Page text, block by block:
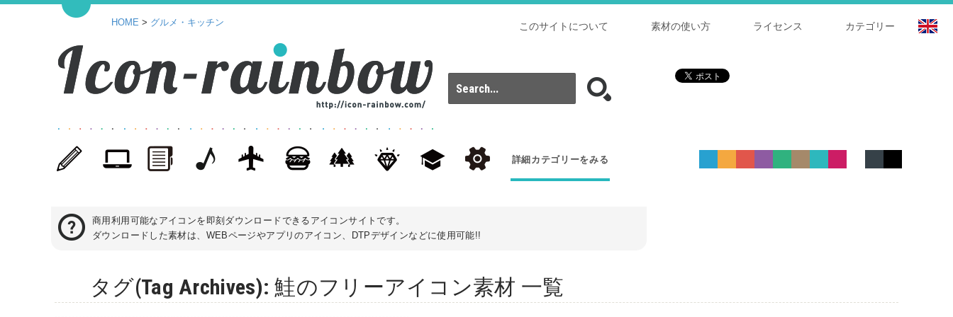
カテゴリー
ライセンス
素材の使い方
このサイトについて
HOME > グルメ・キッチン
詳細カテゴリーをみる
商用利用可能なアイコンを即刻ダウンロードできるアイコンサイトです。
ダウンロードした素材は、WEBページやアプリのアイコン、DTPデザインなどに使用可能!!
タグ(Tag Archives): 鮭のフリーアイコン素材 一覧